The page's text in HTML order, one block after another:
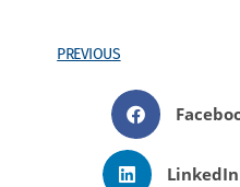
PREVIOUS
LinkedIn